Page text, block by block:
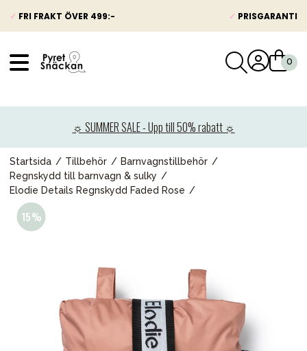
✓ FRI FRAKT ÖVER 499:- ✓ PRISGARANTI
☼ SUMMER SALE - Upp till 50% rabatt ☼
Startsida Tillbehör
Barnvagnstillbehör
Regnskydd till barnvagn & sulky
Elodie Details Regnskydd Faded Rose
Barnvagnar
Bilbarnstolar
Babypaket
Möbler & bädd
Tillbehör
Reservdelar